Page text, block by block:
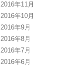
2016年11月
2016年10月
2016年9月
2016年8月
2016年7月
2016年6月